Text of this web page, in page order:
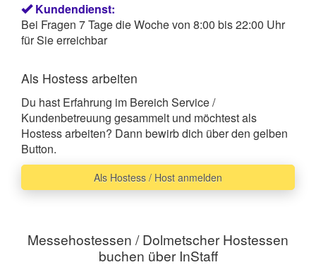
Kundendienst:
Bei Fragen 7 Tage die Woche von 8:00 bis 22:00 Uhr
für Sie erreichbar
Als Hostess arbeiten
Du hast Erfahrung im Bereich Service /
Kundenbetreuung gesammelt und möchtest als
Hostess arbeiten? Dann bewirb dich über den gelben
Button.
Als Hostess / Host anmelden
Messehostessen / Dolmetscher Hostessen
buchen über InStaff